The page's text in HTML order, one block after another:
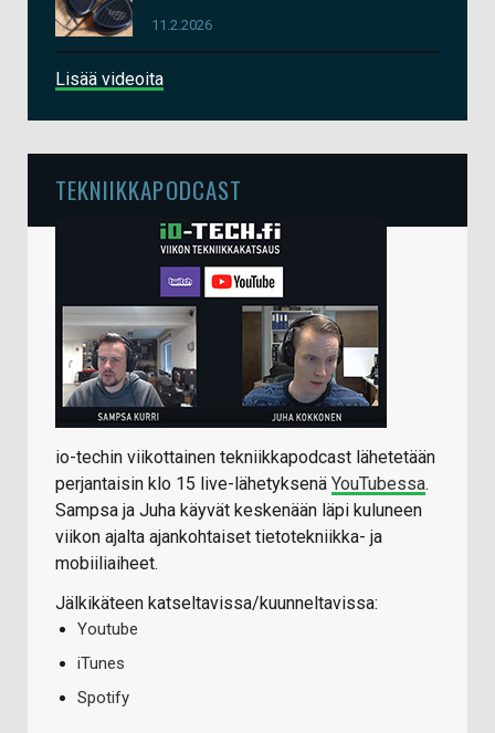
11.2.2026
Lisää videoita
TEKNIIKKAPODCAST
io-techin viikottainen tekniikkapodcast lähetetään
perjantaisin klo 15 live-lähetyksenä YouTubessa.
Sampsa ja Juha käyvät keskenään läpi kuluneen
viikon ajalta ajankohtaiset tietotekniikka- ja
mobiiliaiheet.
Jälkikäteen katseltavissa/kuunneltavissa:
Youtube
iTunes
Spotify